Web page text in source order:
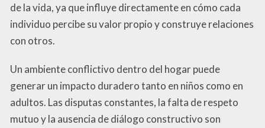
de la vida, ya que influye directamente en cómo cada
individuo percibe su valor propio y construye relaciones
con otros.
Un ambiente conflictivo dentro del hogar puede
generar un impacto duradero tanto en niños como en
adultos. Las disputas constantes, la falta de respeto
mutuo y la ausencia de diálogo constructivo son